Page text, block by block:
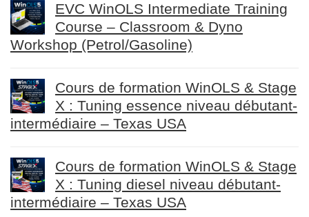
EVC WinOLS Intermediate Training
Course – Classroom & Dyno
Workshop (Petrol/Gasoline)
Cours de formation WinOLS & Stage
X : Tuning essence niveau débutant-
intermédiaire – Texas USA
Cours de formation WinOLS & Stage
X : Tuning diesel niveau débutant-
intermédiaire – Texas USA